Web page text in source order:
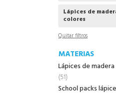
Lápices de
colores
Quitar filtros
MATERIAS
Lápices de
(51)
School packs